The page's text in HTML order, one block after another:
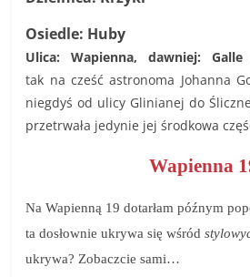
Osiedle: Huby
Ulica: Wapienna, dawniej: Galle
tak na cześć astronoma Johanna
niegdyś od ulicy Glinianej do
przetrwała jedynie jej środkowa
Wapienna
Na Wapienną 19 dotarłam późnym
ta dosłownie ukrywa się wśród
ukrywa? Zobaczcie sami…